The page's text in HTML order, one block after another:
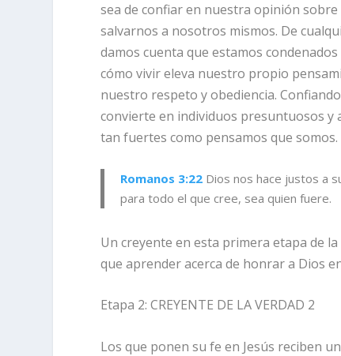
sea de confiar en nuestra opinión
salvarnos a nosotros mismos. De
damos cuenta que estamos
cómo vivir eleva nuestro propio
nuestro respeto y obediencia.
convierte en individuos presuntuosos y
tan fuertes como pensamos que somos.
Romanos 3:22 Dios nos hace justos a
para todo el que cree, sea quien fuere.
Un creyente en esta primera etapa de
que aprender acerca de honrar a Dios
Etapa 2: CREYENTE DE LA VERDAD 2
Los que ponen su fe en Jesús reciben